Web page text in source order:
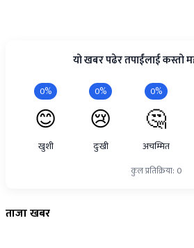
यो खबर पढेर तपाईंलाई कस्तो
0%
😊
खुशी
0%
😢
दुःखी
0%
🤔
अचम्मित
कुल प्रतिक्रिया: 0
ताजाखबर